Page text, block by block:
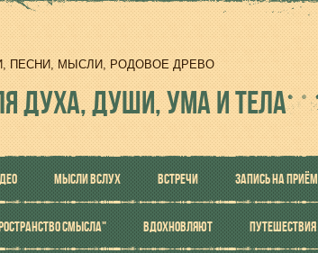
ПЕСНИ, МЫСЛИ, РОДОВОЕ ДРЕВО
ДУХА, ДУШИ, УМА И ТЕЛА
МЫСЛИ ВСЛУХ ВСТРЕЧИ ЗАПИСЬ НА ПРИЁМ
СМЫСЛА" ВДОХНОВЛЯЮТ ПУТЕШЕСТВИЯ